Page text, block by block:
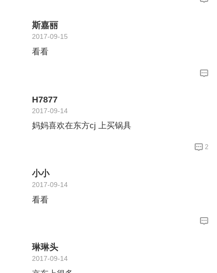
斯嘉丽
2017-09-15
看看
H7877
2017-09-14
妈妈喜欢在东方cj 上买锅具
2
小小
2017-09-14
看看
琳琳头
2017-09-14